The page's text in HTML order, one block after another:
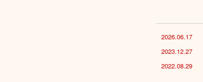
2026.06.17
2023.12.27
2022.08.29